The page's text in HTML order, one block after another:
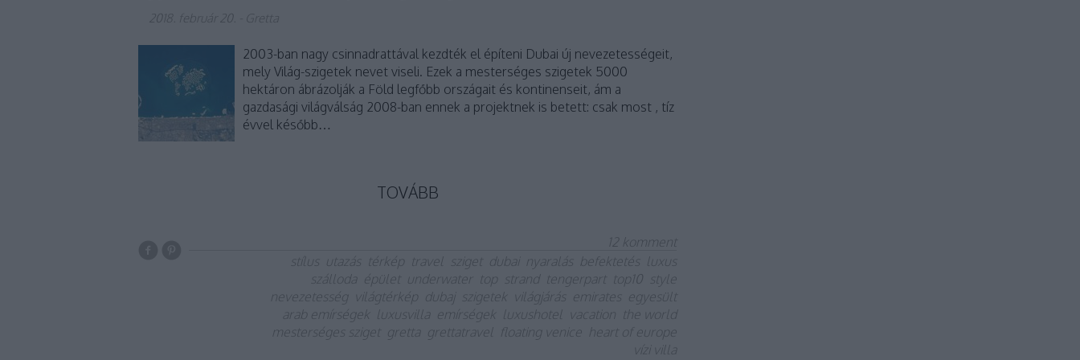
2018. február 20. Gretta
2003-ban nagy csinnadrattával kezdték el építeni Dubai új nevezetességeit,
mely Világ-szigetek nevet viseli. Ezek a mesterséges szigetek 5000
hektáron ábrázolják a Föld legfőbb országait és kontinenseit, ám a
gazdasági világválság 2008-ban ennek a projektnek is betett: csak most , tíz
évvel később…
TOVÁBB
12 komment
stílus
utazás térkép travel sziget dubai nyaralás befektetés
luxus
szálloda
épület underwater top strand tengerpart top10
style
nevezetesség
világtérkép dubaj szigetek világjárás emirates egyesült
arab emírségek
luxusvilla emírségek luxushotel vacation
the world
mesterséges sziget
gretta grettatravel floating venice heart of europe
vízi villa